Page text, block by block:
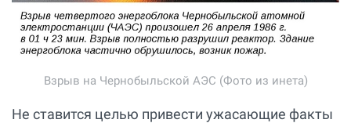
Взрыв на Чернобыльской АЭС (Фото из инета)
Не ставится целью привести ужасающие факты